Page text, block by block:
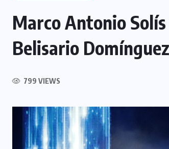
Marco Antonio
Belisario Domínguez
799 VIEWS
NACIONAL
Capturan a siete
dedicada al